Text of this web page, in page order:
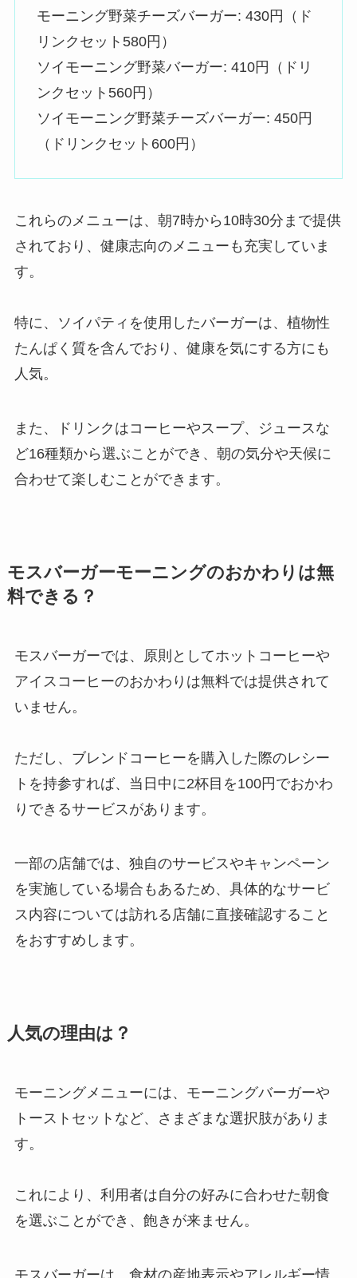
モーニング野菜チーズバーガー: 430円（ド
リンクセット580円）
ソイモーニング野菜バーガー: 410円（ドリ
ンクセット560円）
ソイモーニング野菜チーズバーガー: 450円
（ドリンクセット600円）
これらのメニューは、朝7時から10時30分まで提供
されており、健康志向のメニューも充実していま
す。
特に、ソイパティを使用したバーガーは、植物性
たんぱく質を含んでおり、健康を気にする方にも
人気。
また、ドリンクはコーヒーやスープ、ジュースな
ど16種類から選ぶことができ、朝の気分や天候に
合わせて楽しむことができます。
モスバーガーモーニングのおかわりは無
料できる？
モスバーガーでは、原則としてホットコーヒーや
アイスコーヒーのおかわりは無料では提供されて
いません。
ただし、ブレンドコーヒーを購入した際のレシー
トを持参すれば、当日中に2杯目を100円でおかわ
りできるサービスがあります。
一部の店舗では、独自のサービスやキャンペーン
を実施している場合もあるため、具体的なサービ
ス内容については訪れる店舗に直接確認すること
をおすすめします。
人気の理由は？
モーニングメニューには、モーニングバーガーや
トーストセットなど、さまざまな選択肢がありま
す。
これにより、利用者は自分の好みに合わせた朝食
を選ぶことができ、飽きが来ません。
モスバーガーは、食材の産地表示やアレルギー情